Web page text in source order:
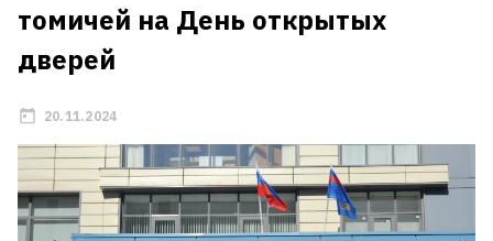
томичей на День открытых
дверей
20.11.2024